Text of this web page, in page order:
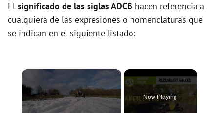
El significado de las siglas ADCB hacen referencia a
cualquiera de las expresiones o nomenclaturas que
se indican en el siguiente listado:
×
Now Playing